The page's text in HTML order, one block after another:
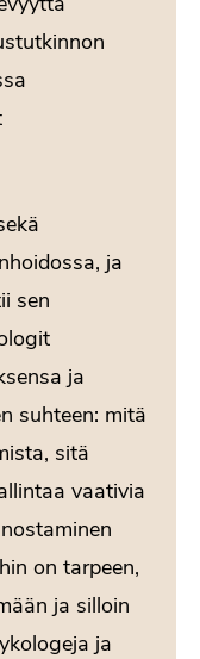
ja
sen
ja
suhteen: mitä
sitä
vaativia
on tarpeen,
ja silloin
ja